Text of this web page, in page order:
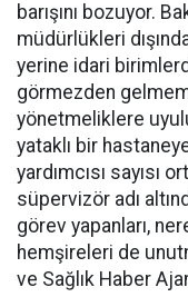
barışını bozuyor.
müdürlükleri
yerine idari
görmezden
yönetmeliklere
yataklı bir
yardımcısı sayısı
süpervizör adı
görev yapanları,
hemşireleri de
ve Sağlık Haber